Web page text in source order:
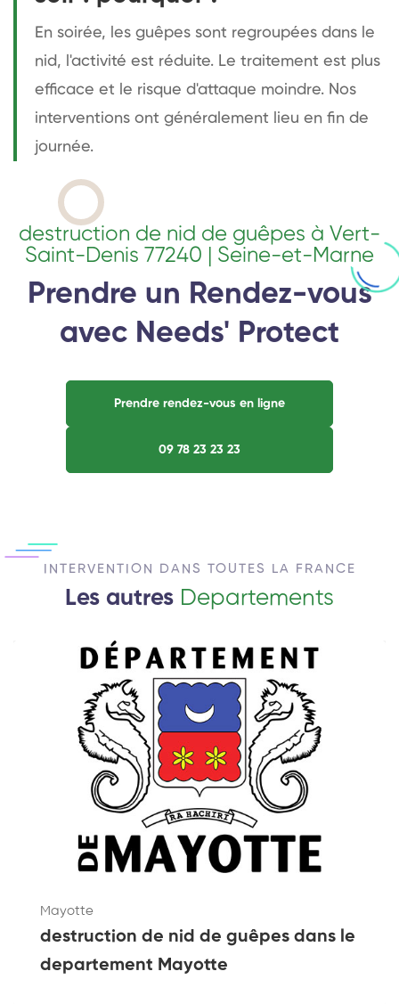
En soirée, les guêpes sont regroupées dans le
nid, l'activité est réduite. Le traitement est plus
efficace et le risque d'attaque moindre. Nos
interventions ont généralement lieu en fin de
journée.
destruction de nid de guêpes à Vert-
Saint-Denis 77240 | Seine-et-Marne
Prendre un Rendez-vous
avec Needs' Protect
Prendre rendez-vous en ligne
09 78 23 23 23
INTERVENTION DANS TOUTES LA FRANCE
Les autres Departements
Mayotte
destruction de nid de guêpes dans le
departement Mayotte